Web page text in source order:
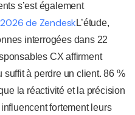
s’est également
de ZendeskL’étude,
interrogées dans 22
CX affirment
suffit à perdre un client. 86 %
la réactivité et la précision
fortement leurs